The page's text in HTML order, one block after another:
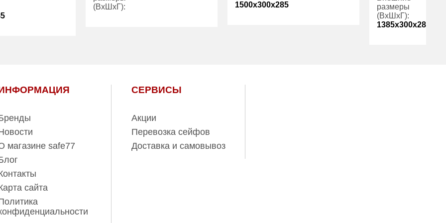
(ВхШхГ):
1 год
1500x300x285
Производитель:
размеры
(ВхШхГ):
1385x300x285
магазине safe77
сайта
СЕРВИСЫ
Акции
Перевозка сейфов
Доставка и самовывоз